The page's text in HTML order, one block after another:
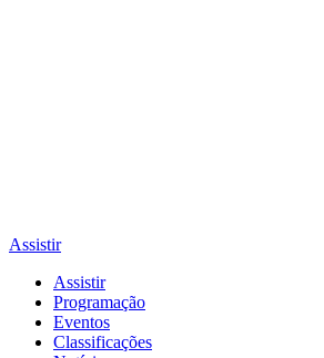
Assistir
Assistir
Programação
Eventos
Classificações